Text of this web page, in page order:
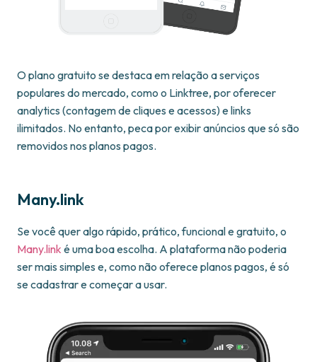
O plano gratuito se destaca em relação a serviços
populares do mercado, como o Linktree, por oferecer
analytics (contagem de cliques e acessos) e links
ilimitados. No entanto, peca por exibir anúncios que só são
removidos nos planos pagos.
Many.link
Se você quer algo rápido, prático, funcional e gratuito, o
Many.link é uma boa escolha. A plataforma não poderia
ser mais simples e, como não oferece planos pagos, é só
se cadastrar e começar a usar.